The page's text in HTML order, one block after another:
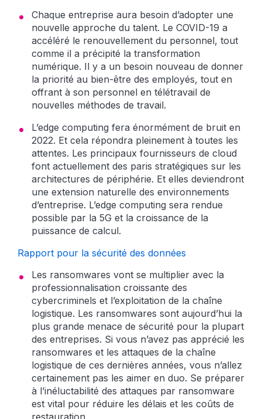
Chaque entreprise aura besoin d’adopter une
nouvelle approche du talent. Le COVID-19 a
accéléré le renouvellement du personnel, tout
comme il a précipité la transformation
numérique. Il y a un besoin nouveau de donner
la priorité au bien-être des employés, tout en
offrant à son personnel en télétravail de
nouvelles méthodes de travail.
L’edge computing fera énormément de bruit en
2022. Et cela répondra pleinement à toutes les
attentes. Les principaux fournisseurs de cloud
font actuellement des paris stratégiques sur les
architectures de périphérie. Et elles deviendront
une extension naturelle des environnements
d’entreprise. L’edge computing sera rendue
possible par la 5G et la croissance de la
puissance de calcul.
Rapport pour la sécurité des données
Les ransomwares vont se multiplier avec la
professionnalisation croissante des
cybercriminels et l’exploitation de la chaîne
logistique. Les ransomwares sont aujourd’hui la
plus grande menace de sécurité pour la plupart
des entreprises. Si vous n’avez pas apprécié les
ransomwares et les attaques de la chaîne
logistique de ces dernières années, vous n’allez
certainement pas les aimer en duo. Se préparer
à l’inéluctabilité des attaques par ransomware
est vital pour réduire les délais et les coûts de
restauration.